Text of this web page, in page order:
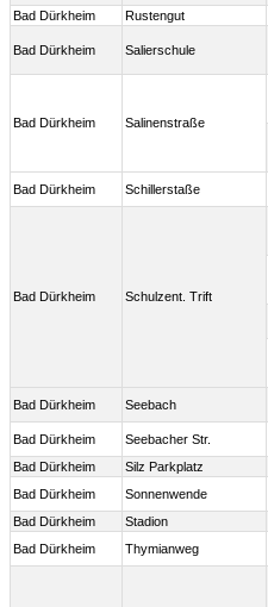
Bad Dürkheim
Rustengut
Bad Dürkheim Salierschule
Bad Dürkheim Salinenstraße
Bad Dürkheim Schillerstaße
Bad Dürkheim Schulzent. Trift
Bad Dürkheim Seebach
Bad Dürkheim Seebacher Str.
Bad Dürkheim
Silz Parkplatz
Bad Dürkheim
Sonnenwende
Bad Dürkheim
Stadion
Bad Dürkheim
Thymianweg